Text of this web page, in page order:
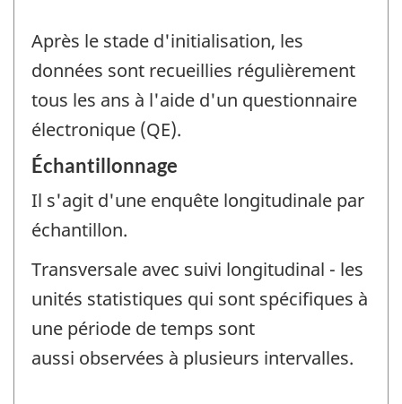
Après le stade d'initialisation, les
données sont recueillies régulièrement
tous les ans à l'aide d'un questionnaire
électronique (QE).
Échantillonnage
Il s'agit d'une enquête longitudinale par
échantillon.
Transversale avec suivi longitudinal - les
unités statistiques qui sont spécifiques à
une période de temps sont
aussi observées à plusieurs intervalles.